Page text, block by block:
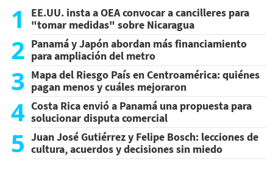
1
EE.UU. insta a OEA convocar a cancilleres para
"tomar medidas" sobre Nicaragua
2 Panamá y Japón abordan más financiamiento
para ampliación del metro
3 Mapa del Riesgo País en Centroamérica: quiénes
pagan menos y cuáles mejoraron
4 Costa Rica envió a Panamá una propuesta para
solucionar disputa comercial
5 Juan José Gutiérrez y Felipe Bosch: lecciones de
cultura, acuerdos y decisiones sin miedo